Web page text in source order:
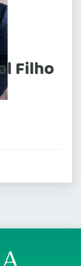
Filho